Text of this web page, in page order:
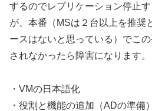
するのでレプリケーション停止
が、本番（MSは２台以上を推奨
ースはないと思っている）でこ
されなかったら障害になります。
・VMの日本語化
・役割と機能の追加（ADの準備）